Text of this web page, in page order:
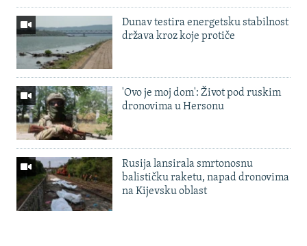
Dunav testira energetsku stabilnost
država kroz koje protiče
'Ovo je moj dom': Život pod ruskim
dronovima u Hersonu
Rusija lansirala smrtonosnu
balističku raketu, napad dronovima
na Kijevsku oblast